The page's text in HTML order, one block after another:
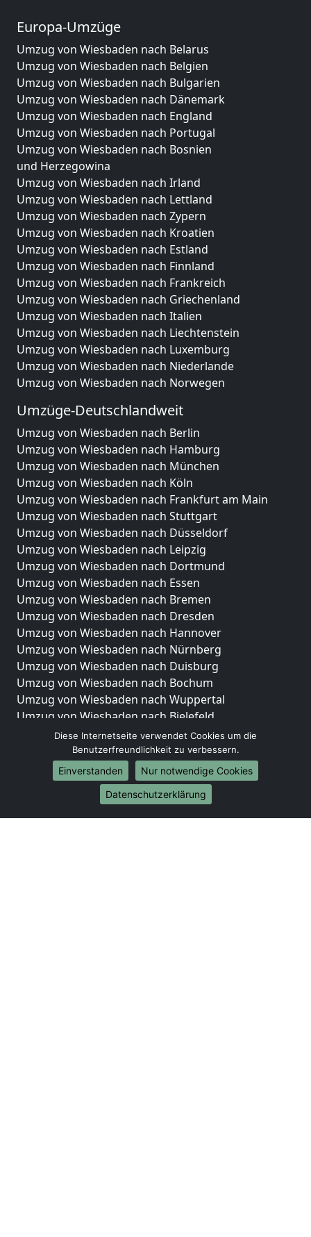
Europa-Umzüge
Umzug von Wiesbaden nach Belarus
Umzug von Wiesbaden nach Belgien
Umzug von Wiesbaden nach Bulgarien
Umzug von Wiesbaden nach Dänemark
Umzug von Wiesbaden nach England
Umzug von Wiesbaden nach Portugal
Umzug von Wiesbaden nach Bosnien
und Herzegowina
Umzug von Wiesbaden nach Irland
Umzug von Wiesbaden nach Lettland
Umzug von Wiesbaden nach Zypern
Umzug von Wiesbaden nach Kroatien
Umzug von Wiesbaden nach Estland
Umzug von Wiesbaden nach Finnland
Umzug von Wiesbaden nach Frankreich
Umzug von Wiesbaden nach Griechenland
Umzug von Wiesbaden nach Italien
Umzug von Wiesbaden nach Liechtenstein
Umzug von Wiesbaden nach Luxemburg
Umzug von Wiesbaden nach Niederlande
Umzug von Wiesbaden nach Norwegen
Umzüge-Deutschlandweit
Umzug von Wiesbaden nach Berlin
Umzug von Wiesbaden nach Hamburg
Umzug von Wiesbaden nach München
Umzug von Wiesbaden nach Köln
Umzug von Wiesbaden nach Frankfurt am Main
Umzug von Wiesbaden nach Stuttgart
Umzug von Wiesbaden nach Düsseldorf
Umzug von Wiesbaden nach Leipzig
Umzug von Wiesbaden nach Dortmund
Umzug von Wiesbaden nach Essen
Umzug von Wiesbaden nach Bremen
Umzug von Wiesbaden nach Dresden
Umzug von Wiesbaden nach Hannover
Umzug von Wiesbaden nach Nürnberg
Umzug von Wiesbaden nach Duisburg
Umzug von Wiesbaden nach Bochum
Umzug von Wiesbaden nach Wuppertal
Umzug von Wiesbaden nach Bielefeld
Umzug von Wiesbaden nach Bonn
Umzug von Wiesbaden nach Münster
Internationale-Umzüge
Umzug von Wiesbaden nach Brasilien
Umzug von Wiesbaden nach Brunei Darussalam
Diese Internetseite verwendet Cookies um die
Benutzerfreundlichkeit zu verbessern.
Einverstanden
Nur notwendige Cookies
Datenschutzerklärung